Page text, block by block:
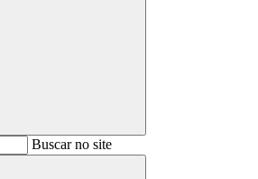
BuscarBuscar no site